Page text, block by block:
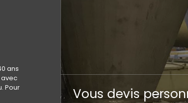
ans
Pour
Vous devis